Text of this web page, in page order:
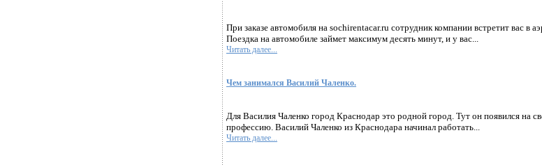
При заказе автомобиля на sochirentacar.ru сотрудник компании встретит вас в
Поездка на автомобиле займет максимум десять минут, и у вас...
Читать далее...
Чем занимался Василий Чаленко.
Для Василия Чаленко город Краснодар это родной город. Тут он появился на
профессию. Василий Чаленко из Краснодара начинал работать...
Читать далее...